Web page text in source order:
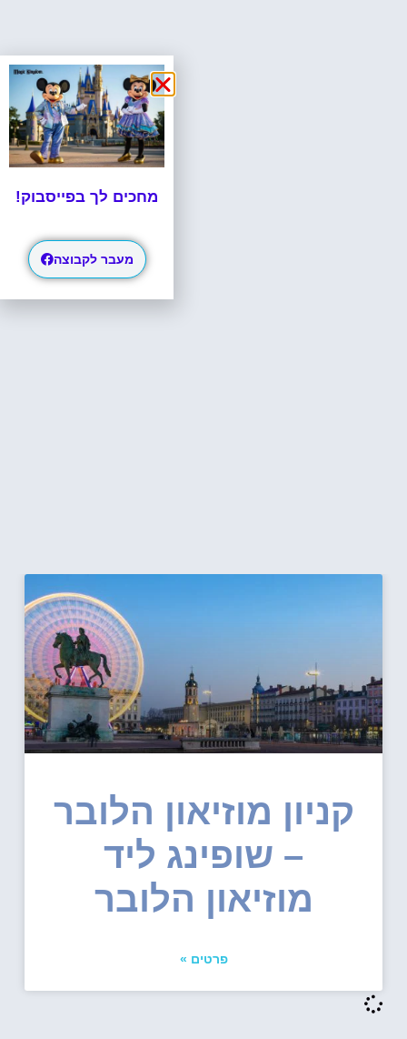
קניון מוזיאון הלובר
– שופינג ליד
מוזיאון הלובר
פרטים »
מחכים לך בפייסבוק!
מעבר לקבוצה